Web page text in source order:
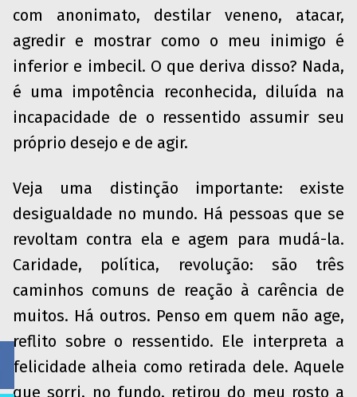
com anonimato, destilar veneno, atacar,
agredir e mostrar como o meu inimigo é
inferior e imbecil. O que deriva disso? Nada,
é uma impotência reconhecida, diluída na
incapacidade de o ressentido assumir seu
próprio desejo e de agir.
Veja uma distinção importante: existe
desigualdade no mundo. Há pessoas que se
revoltam contra ela e agem para mudá-la.
Caridade, política, revolução: são três
caminhos comuns de reação à carência de
muitos. Há outros. Penso em quem não age,
reflito sobre o ressentido. Ele interpreta a
felicidade alheia como retirada dele. Aquele
que sorri, no fundo, retirou do meu rosto a